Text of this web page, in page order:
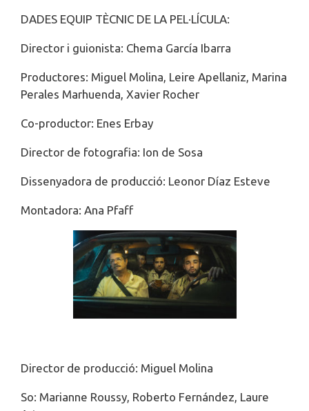
DADES EQUIP TÈCNIC DE LA PEL·LÍCULA:
Director i guionista: Chema García Ibarra
Productores: Miguel Molina, Leire Apellaniz, Marina
Perales Marhuenda, Xavier Rocher
Co-productor: Enes Erbay
Director de fotografia: Ion de Sosa
Dissenyadora de producció: Leonor Díaz Esteve
Montadora: Ana Pfaff
Director de producció: Miguel Molina
So: Marianne Roussy, Roberto Fernández, Laure